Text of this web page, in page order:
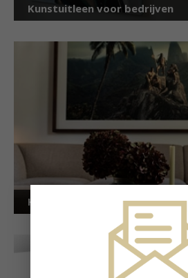
Kunstuitleen voor bedrijven
Kunstuitleen voor particulieren